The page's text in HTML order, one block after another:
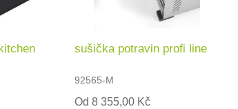
sušička potravin profi line
92565-M
Od 8 355,00 Kč